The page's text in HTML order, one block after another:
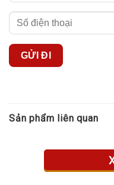
Sản phẩm liên quan